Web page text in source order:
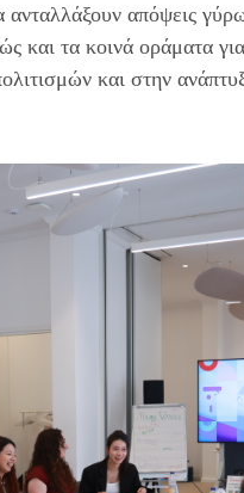
απόψεις
και τα κοινά οράματα
και στην